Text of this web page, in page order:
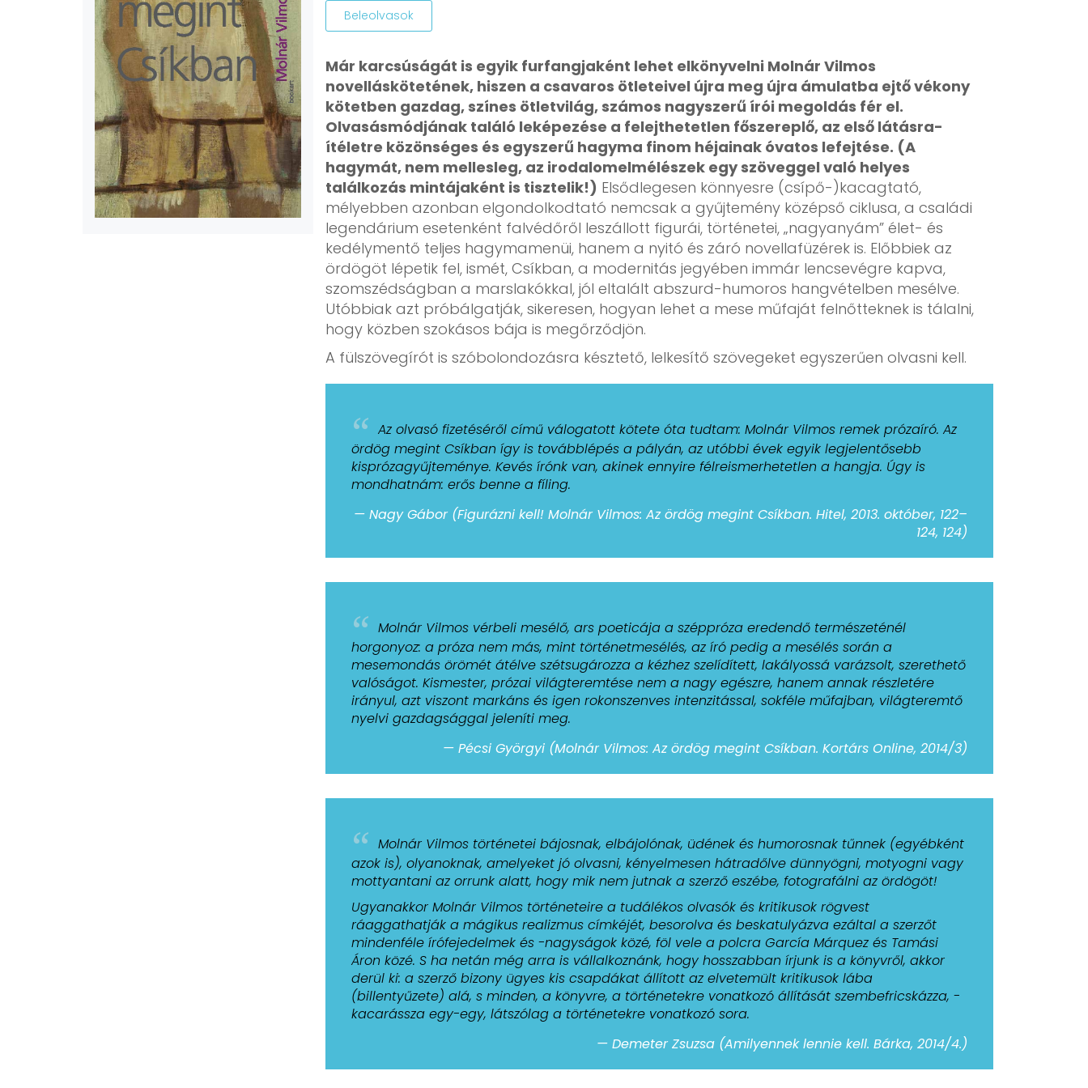
Beleolvasok
Már karcsúságát is egyik furfangjaként lehet elkönyvelni Molnár Vilmos
novelláskötetének, hiszen a csavaros ötleteivel újra meg újra ámulatba ejtő vékony
kötetben gazdag, színes ötletvilág, számos nagyszerű írói megoldás fér el.
Olvasásmódjának találó leképezése a felejthetetlen főszereplő, az első látásra-
ítéletre közönséges és egyszerű hagyma finom héjainak óvatos lefejtése. (A
hagymát, nem mellesleg, az irodalomelmélészek egy szöveggel való helyes
találkozás mintájaként is tisztelik!) Elsődlegesen könnyesre (csípő-)kacagtató,
mélyebben azonban elgondolkodtató nemcsak a gyűjtemény középső ciklusa, a családi
legendárium esetenként falvédőről leszállott figurái, történetei, „nagyanyám” élet- és
kedélymentő teljes hagymamenüi, hanem a nyitó és záró novellafüzérek is. Előbbiek az
ördögöt lépetik fel, ismét, Csíkban, a modernitás jegyében immár lencsevégre kapva,
szomszédságban a marslakókkal, jól eltalált abszurd-humoros hangvételben mesélve.
Utóbbiak azt próbálgatják, sikeresen, hogyan lehet a mese műfaját felnőtteknek is tálalni,
hogy közben szokásos bája is megőrződjön.
A fülszövegírót is szóbolondozásra késztető, lelkesítő szövegeket egyszerűen olvasni kell.
“ Az olvasó fizetéséről című válogatott kötete óta tudtam: Molnár Vilmos remek prózaíró. Az
ördög megint Csíkban így is továbblépés a pályán, az utóbbi évek egyik legjelentősebb
kisprózagyűjteménye. Kevés írónk van, akinek ennyire félreismerhetetlen a hangja. Úgy is
mondhatnám: erős benne a fíling.
— Nagy Gábor (Figurázni kell! Molnár Vilmos: Az ördög megint Csíkban. Hitel, 2013. október, 122–
124, 124)
“ Molnár Vilmos vérbeli mesélő, ars poeticája a széppróza eredendő természeténél
horgonyoz: a próza nem más, mint történetmesélés, az író pedig a mesélés során a
mesemondás örömét átélve szét­sugározza a kézhez szelídített, lakályossá varázsolt, szerethető
valóságot. Kismester, prózai világteremtése nem a nagy egészre, hanem annak részletére
irányul, azt viszont markáns és igen rokonszenves intenzitással, sokféle műfajban, világteremtő
nyelvi gazdagsággal jeleníti meg.
— Pécsi Györgyi (Molnár Vilmos: Az ördög megint Csíkban. Kortárs Online, 2014/3)
“ Molnár Vilmos történetei bájosnak, elbájolónak, üdének és humorosnak tűnnek (egyébként
azok is), olyanoknak, amelyeket jó olvasni, kényelmesen hátradőlve dünnyögni, motyogni vagy
mottyantani az orrunk alatt, hogy mik nem jutnak a szerző eszébe, fotografálni az ördögöt!
Ugyanakkor Molnár Vilmos történeteire a tudálékos olvasók és kritikusok rögvest
ráaggathatják a mágikus realizmus címkéjét, besorolva és beskatulyázva ezáltal a szerzőt
mindenféle írófejedelmek és -nagyságok közé, föl vele a polcra García Márquez és Tamási
Áron közé. S ha netán még arra is vállalkoznánk, hogy hosszabban írjunk is a könyvről, akkor
derül ki: a szerző bizony ügyes kis csapdákat állított az elvetemült kritikusok lába
(billentyűzete) alá, s minden, a könyvre, a történetekre vonatkozó állítását szembefricskázza, -
kacarássza egy-egy, látszólag a történetekre vonatkozó sora.
— Demeter Zsuzsa (Amilyennek lennie kell. Bárka, 2014/4.)